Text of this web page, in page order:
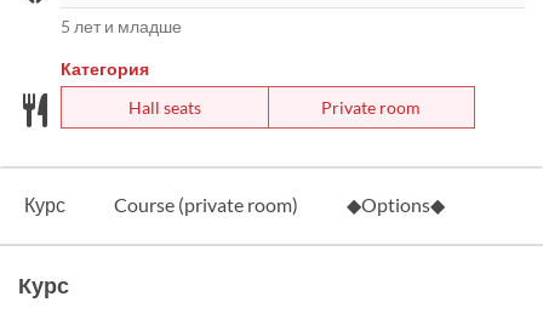
5 лет и младше
Категория
Hall seats
Private room
Курс Course (private room) ◆Options◆
Курс